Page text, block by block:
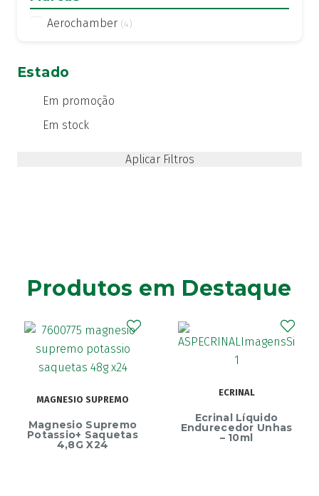
Aerochamber (4)
Estado
Em promoção
Em stock
Produtos em Destaque
MAGNESIO SUPREMO
Magnesio Supremo
Potassio+ Saquetas
4,8G X24
ECRINAL
Ecrinal Líquido
Endurecedor Unhas
– 10ml